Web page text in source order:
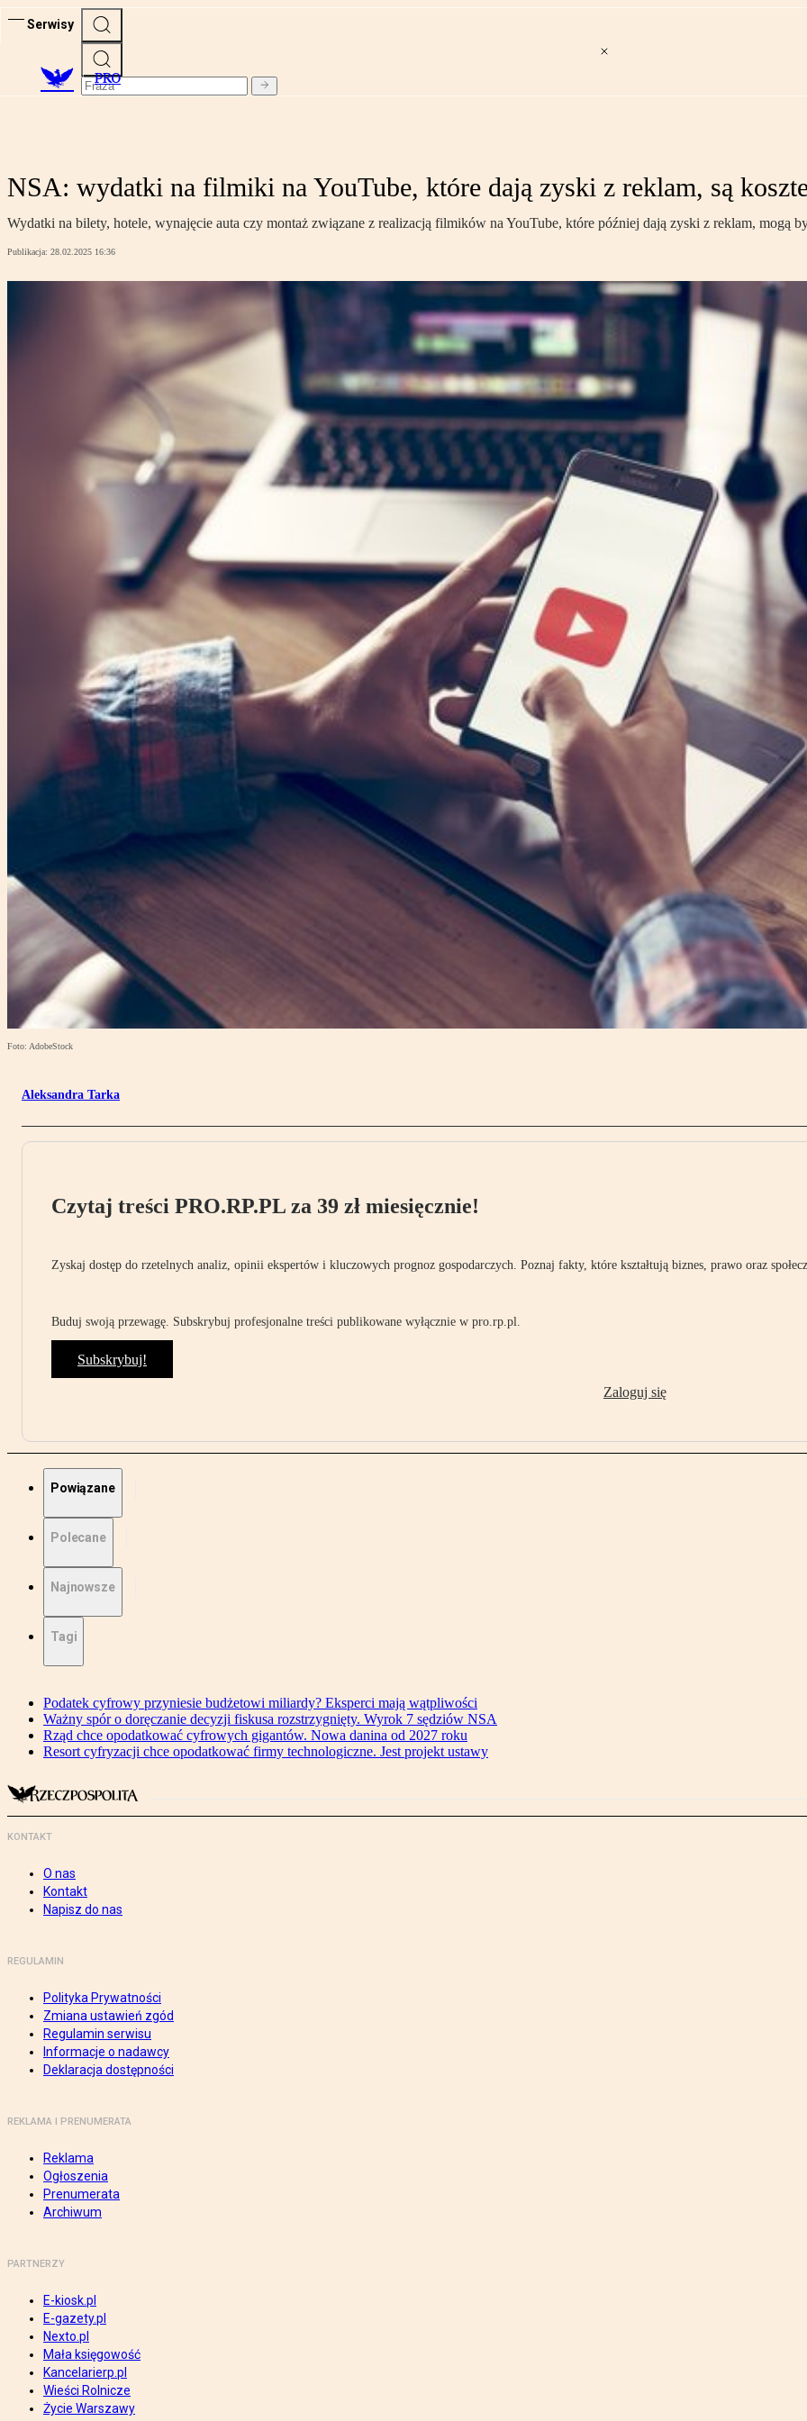
Serwisy
PRO
NSA: wydatki na filmiki na YouTube, które dają zyski z reklam, są
Wydatki na bilety, hotele, wynajęcie auta czy montaż związane z realizacją filmików na YouTube, które później dają zyski z reklam, mogą
Publikacja: 28.02.2025 16:36
Foto: AdobeStock
Aleksandra Tarka
Czytaj treści PRO.RP.PL za 39 zł miesięcznie!
Zyskaj dostęp do rzetelnych analiz, opinii ekspertów i kluczowych prognoz gospodarczych. Poznaj fakty, które kształtują biznes, prawo oraz
Buduj swoją przewagę. Subskrybuj profesjonalne treści publikowane wyłącznie w pro.rp.pl.
Subskrybuj!
Zaloguj się
Powiązane
Polecane
Najnowsze
Tagi
Podatek cyfrowy przyniesie budżetowi miliardy? Eksperci mają wątpliwości
Ważny spór o doręczanie decyzji fiskusa rozstrzygnięty. Wyrok 7 sędziów NSA
Rząd chce opodatkować cyfrowych gigantów. Nowa danina od 2027 roku
Resort cyfryzacji chce opodatkować firmy technologiczne. Jest projekt ustawy
KONTAKT
O nas
Kontakt
Napisz do nas
REGULAMIN
Polityka Prywatności
Zmiana ustawień zgód
Regulamin serwisu
Informacje o nadawcy
Deklaracja dostępności
REKLAMA I PRENUMERATA
Reklama
Ogłoszenia
Prenumerata
Archiwum
PARTNERZY
E-kiosk.pl
E-gazety.pl
Nexto.pl
Mała księgowość
Kancelarierp.pl
Wieści Rolnicze
Życie Warszawy